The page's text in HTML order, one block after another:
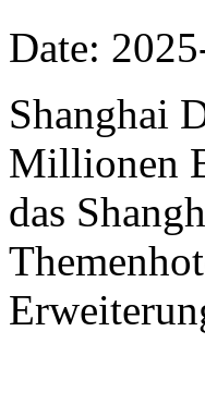
Date:
Shanghai
Millionen
das